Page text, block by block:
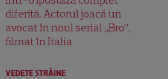
diferită. Actorul joacă un
avocat în noul serial „Bro”,
filmat în Italia
VEDETE STRĂINE